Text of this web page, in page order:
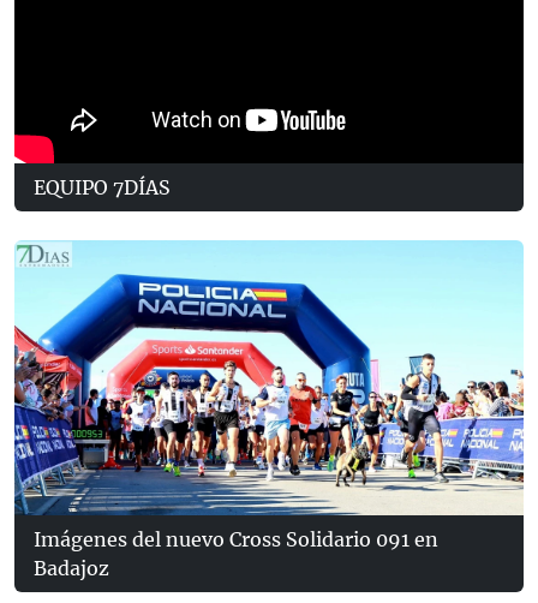
EQUIPO 7DÍAS
Imágenes del nuevo Cross Solidario 091 en
Badajoz